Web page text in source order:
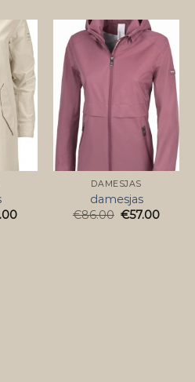
DAMESJAS
damesjas
€86.00 €57.00